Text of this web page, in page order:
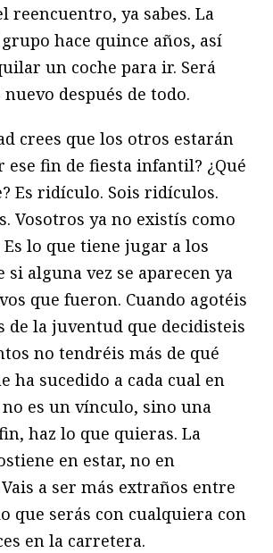
reencuentro, ya sabes. La
hace quince años, así
un coche para ir. Será
después de todo.
crees que los otros estarán
ese fin de fiesta infantil? ¿Qué
Es ridículo. Sois ridículos.
Vosotros ya no existís como
lo que tiene jugar a los
si alguna vez se aparecen ya
que fueron. Cuando agotéis
de la juventud que decidisteis
no tendréis más de qué
ha sucedido a cada cual en
no es un vínculo, sino una
haz lo que quieras. La
en estar, no en
a ser más extraños entre
que serás con cualquiera con
en la carretera.